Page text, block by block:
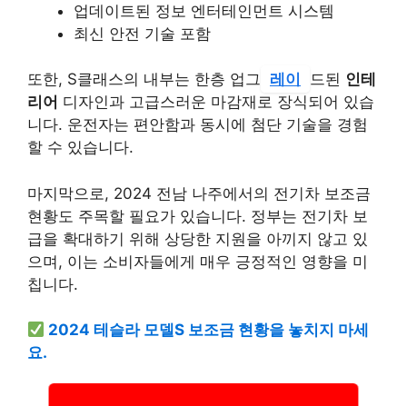
업데이트된 정보 엔터테인먼트 시스템
최신 안전 기술 포함
또한, S클래스의 내부는 한층 업그 레이 드된 인테
리어 디자인과 고급스러운 마감재로 장식되어 있습
니다. 운전자는 편안함과 동시에 첨단 기술을 경험
할 수 있습니다.
마지막으로, 2024 전남 나주에서의 전기차 보조금
현황도 주목할 필요가 있습니다. 정부는 전기차 보
급을 확대하기 위해 상당한 지원을 아끼지 않고 있
으며, 이는 소비자들에게 매우 긍정적인 영향을 미
칩니다.
2024 테슬라 모델S 보조금 현황을 놓치지 마세
요.